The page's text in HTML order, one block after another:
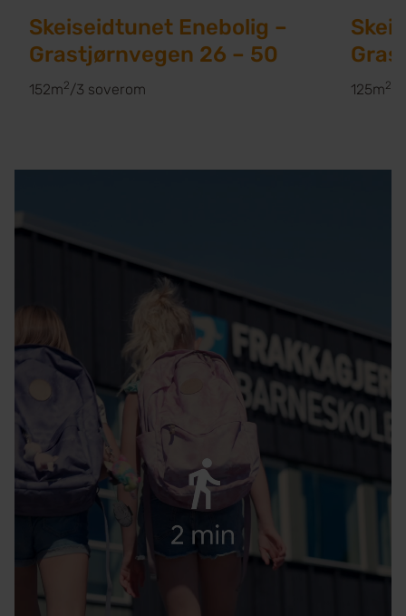
Skeiseidtunet Enebolig –
Grastjørnvegen 26 – 50
152m2/3 soverom 125m2